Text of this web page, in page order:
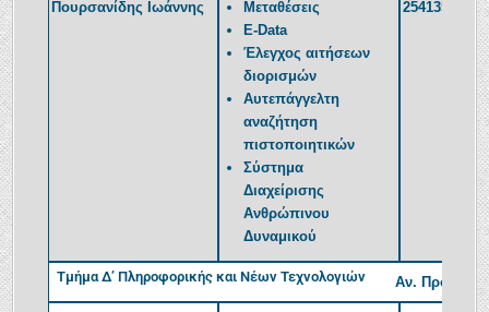
Πουρσανίδης Ιωάννης
Μεταθέσεις
E-Data
Έλεγχος αιτήσεων
διορισμών
Αυτεπάγγελτη
αναζήτηση
πιστοποιητικών
Σύστημα
Διαχείρισης
Ανθρώπινου
Δυναμικού
2541350209
Τμήμα Δ’ Πληροφορικής και Νέων Τεχνολογιών Αν.